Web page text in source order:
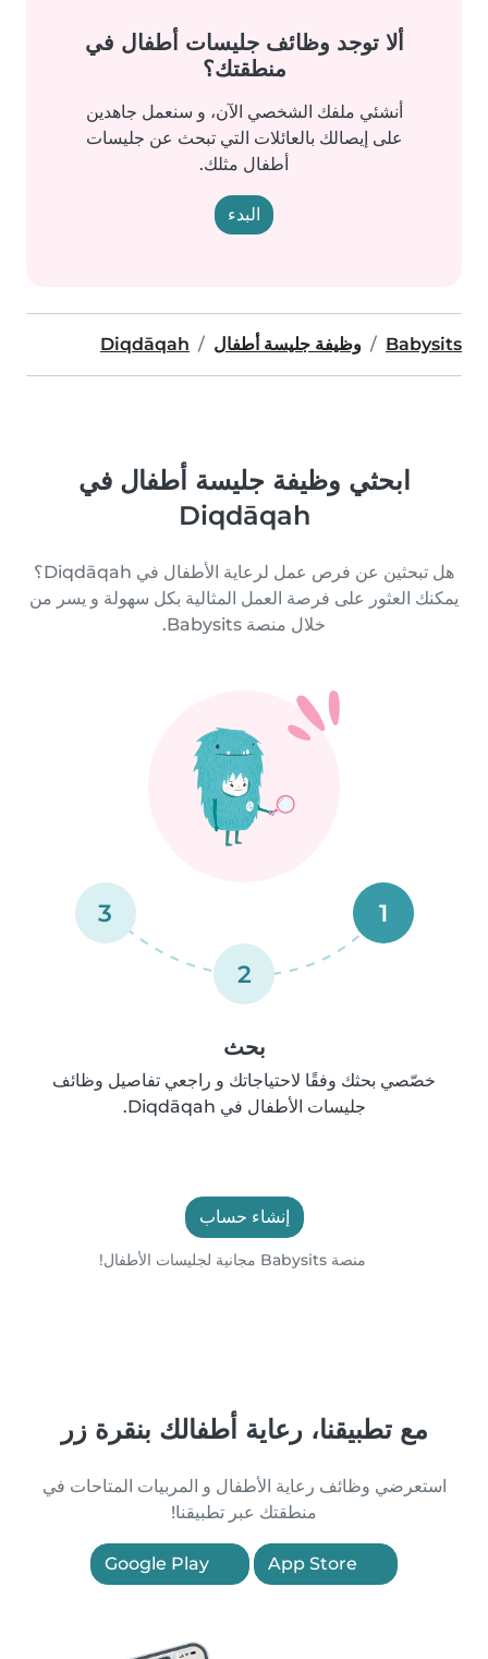
ألا توجد وظائف جليسات أطفال في
منطقتك؟
أنشئي ملفك الشخصي الآن، و سنعمل جاهدين
على إيصالك بالعائلات التي تبحث عن جليسات
أطفال مثلك.
البدء
Babysits وظيفة جليسة أطفال Diqdāqah
ابحثي وظيفة جليسة أطفال في
Diqdāqah
هل تبحثين عن فرص عمل لرعاية الأطفال في Diqdāqah؟
يمكنك العثور على فرصة العمل المثالية بكل سهولة و يسر من
خلال منصة Babysits.
1
2
3
بحث
خصّصي بحثك وفقًا لاحتياجاتك و راجعي تفاصيل وظائف
جليسات الأطفال في Diqdāqah.
إنشاء حساب
منصة Babysits مجانية لجليسات الأطفال!
مع تطبيقنا، رعاية أطفالك بنقرة زر
استعرضي وظائف رعاية الأطفال و المربيات المتاحات في
منطقتك عبر تطبيقنا!